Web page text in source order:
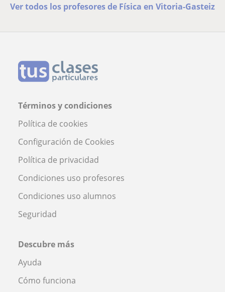
Ver todos los profesores de Física en Vitoria-Gasteiz
Términos y condiciones
Política de cookies
Configuración de Cookies
Política de privacidad
Condiciones uso profesores
Condiciones uso alumnos
Seguridad
Descubre más
Ayuda
Cómo funciona